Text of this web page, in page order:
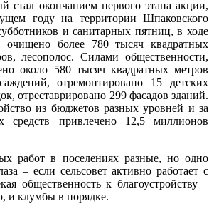
стал окончанием первого этапа акции,
году на территории Шпаковского
и санитарных пятниц, в ходе
очищено более 780 тысяч квадратных
лесополос. Силами общественности,
около 580 тысяч квадратных метров
отремонтировано 15 детских
отреставрировано 299 фасадов зданий.
из бюджетов разных уровней и за
средств привлечено 12,5 миллионов
работ в поселениях разные, но одно
– если сельсовет активно работает с
общественность к благоустройству –
и клумбы в порядке.